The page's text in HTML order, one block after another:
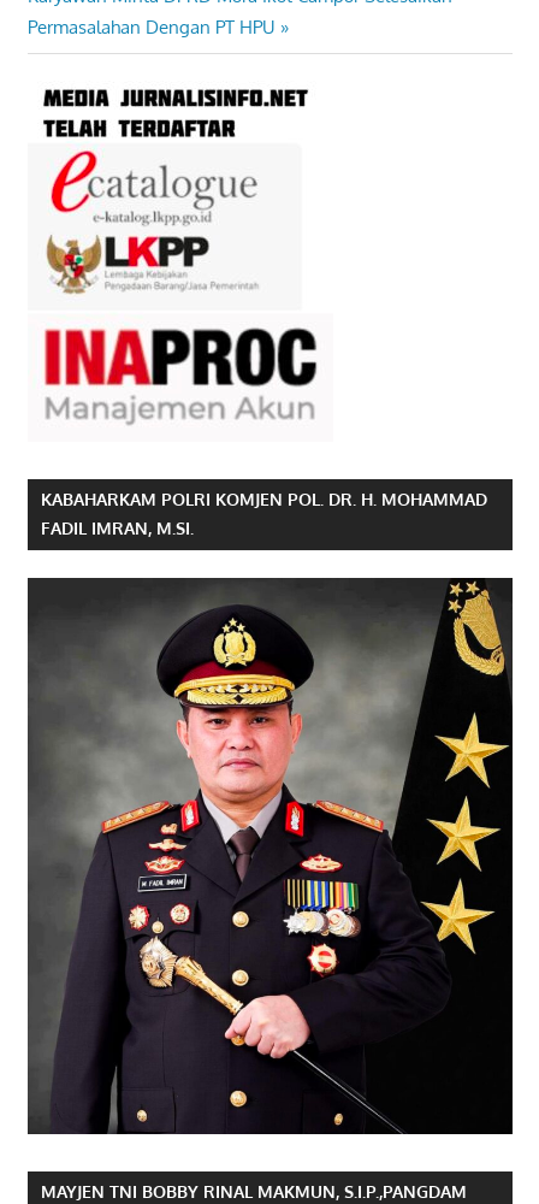
Post:
Permasalahan Dengan PT HPU
KABAHARKAM POLRI KOMJEN POL. DR. H. MOHAMMAD
FADIL IMRAN, M.SI.
MAYJEN TNI BOBBY RINAL MAKMUN, S.I.P.,PANGDAM